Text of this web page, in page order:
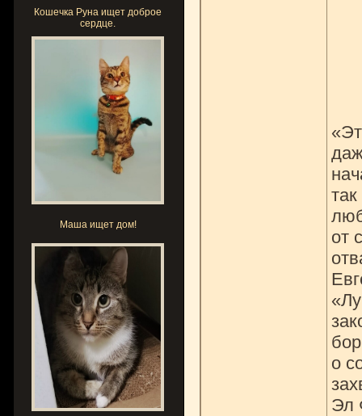
Кошечка Руна ищет доброе
сердце.
Маша ищет дом!
от
о
Эл